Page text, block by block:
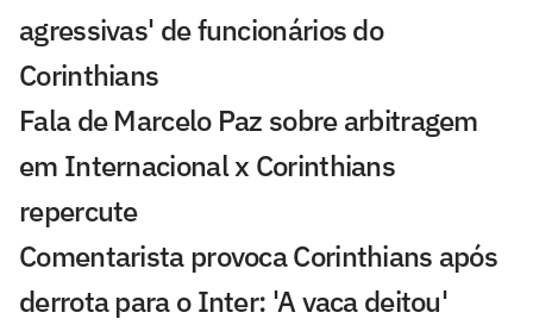
agressivas' de funcionários do
Corinthians
Fala de Marcelo Paz sobre arbitragem
em Internacional x Corinthians
repercute
Comentarista provoca Corinthians após
derrota para o Inter: 'A vaca deitou'